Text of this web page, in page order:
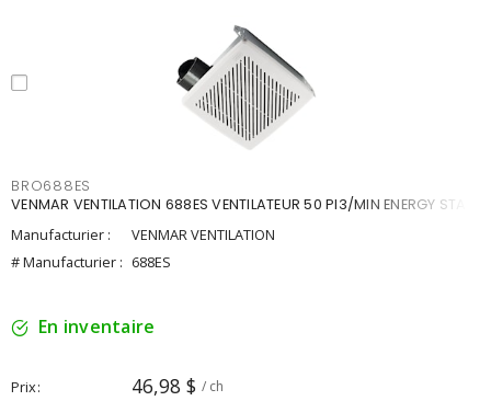
BRO688ES
VENMAR VENTILATION 688ES VENTILATEUR 50 PI3/MIN ENERGY STAR
Manufacturier :
VENMAR VENTILATION
# Manufacturier : 688ES
En inventaire
Prix 46,98 $ / ch